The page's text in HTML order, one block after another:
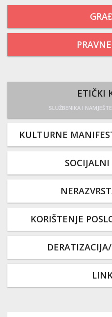
ETIČKI
SLUŽBENIKA I
KULTURNE
KORIŠTENJE